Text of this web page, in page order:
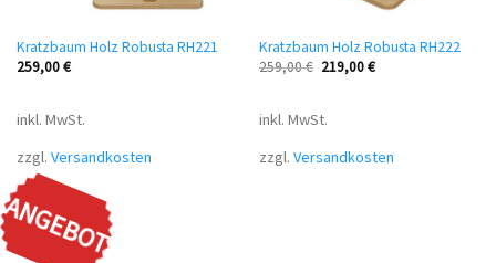
Kratzbaum Holz Robusta RH221
259,00€
inkl. MwSt.
zzgl. Versandkosten
Kratzbaum Holz Robusta RH222
259,00€ 219,00€
inkl. MwSt.
zzgl. Versandkosten
ANGEBOT